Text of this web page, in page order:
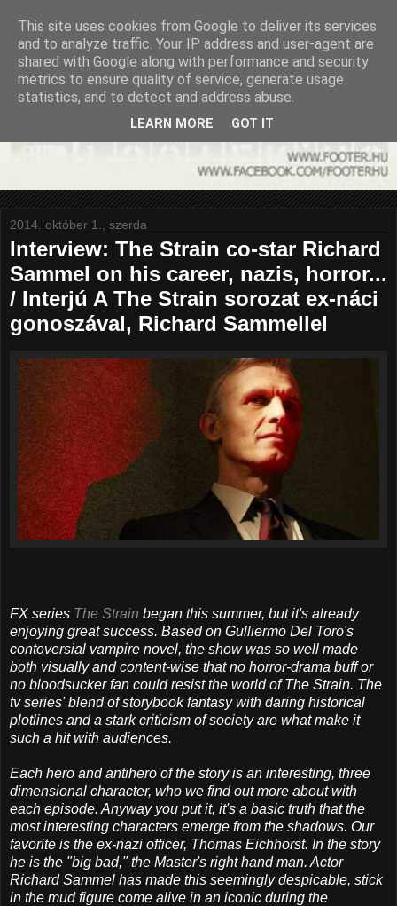
2014. október 1., szerda
Interview: The Strain co-star Richard
Sammel on his career, nazis, horror...
/ Interjú A The Strain sorozat ex-náci
gonoszával, Richard Sammellel
FX series The Strain began this summer, but it's already
enjoying great success. Based on Gulliermo Del Toro's
contoversial vampire novel, the show was so well made
both visually and content-wise that no horror-drama buff or
no bloodsucker fan could resist the world of The Strain. The
tv series' blend of storybook fantasy with daring historical
plotlines and a stark criticism of society are what make it
such a hit with audiences.
Each hero and antihero of the story is an interesting, three
dimensional character, who we find out more about with
each episode. Anyway you put it, it's a basic truth that the
most interesting characters emerge from the shadows. Our
favorite is the ex-nazi officer, Thomas Eichhorst. In the story
he is the "big bad," the Master's right hand man. Actor
Richard Sammel has made this seemingly despicable, stick
in the mud figure come alive in an iconic during the
This site uses cookies from Google to deliver its services
and to analyze traffic. Your IP address and user-agent are
shared with Google along with performance and security
metrics to ensure quality of service, generate usage
statistics, and to detect and address abuse.
LEARN MORE GOT IT